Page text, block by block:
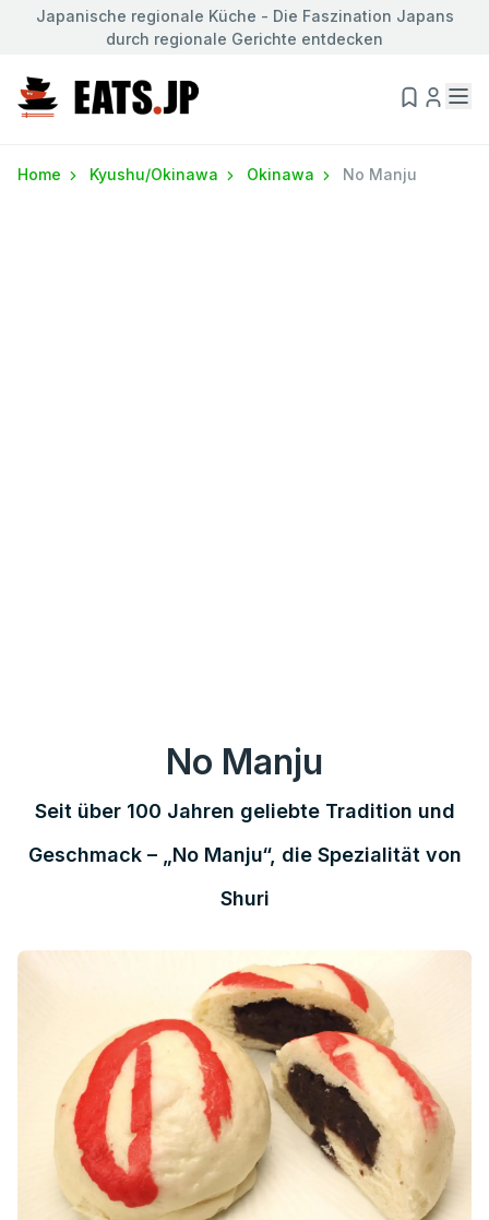
Japanische regionale Küche - Die Faszination Japans
durch regionale Gerichte entdecken
Home Kyushu/Okinawa Okinawa No Manju
No Manju
Seit über 100 Jahren geliebte Tradition und
Geschmack – „No Manju“, die Spezialität von
Shuri